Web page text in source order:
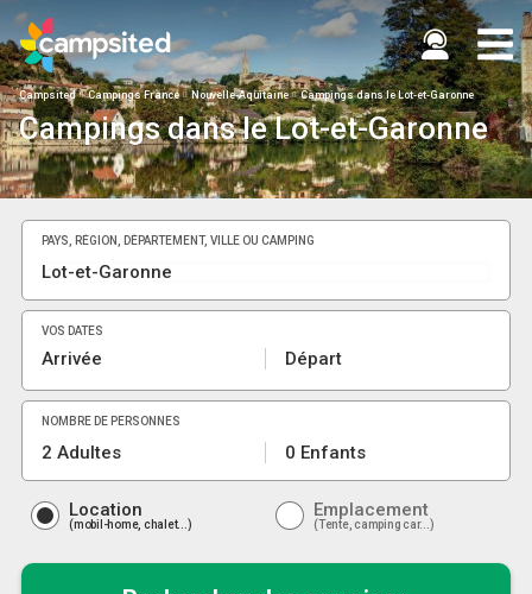
Campsited Campings France Nouvelle-Aquitaine Campings dans le Lot-et-Garonne
Campings dans le Lot-et-Garonne
PAYS, RÉGION, DÉPARTEMENT, VILLE OU CAMPING
VOS DATES
Arrivée Départ
NOMBRE DE PERSONNES
2 Adultes 0 Enfants
Location
mobil-home, chalet...
Emplacement
Tente, camping car...